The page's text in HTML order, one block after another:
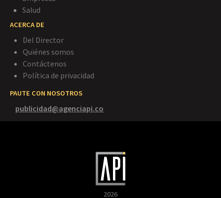
Salud
ACERCA DE
Del Director
Quiénes somos
Contáctenos
Política de privacidad
PAUTE CON NOSOTROS
publicidad@agenciapi.co
2026